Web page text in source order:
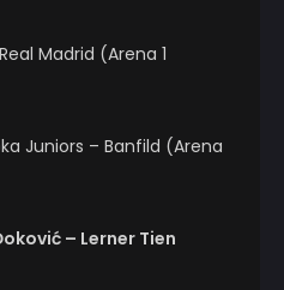
Madrid (Arena 1
Juniors – Banfild (Arena
– Lerner Tien